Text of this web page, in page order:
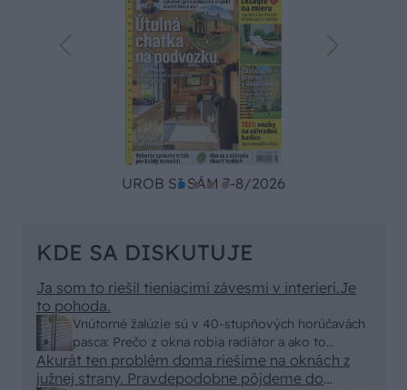
UROB SI SÁM 7-8/2026
KDE SA DISKUTUJE
Vnútorné žalúzie sú v 40-stupňových horúčavách
pasca: Prečo z okna robia radiátor a ako to
vyriešiť za pár eur?
Ja som to riešil tieniacimi závesmi v interieri.Je
to pohoda.
Akurát ten problém doma riešime na oknách z
južnej strany. Pravdepodobne pôjdeme do